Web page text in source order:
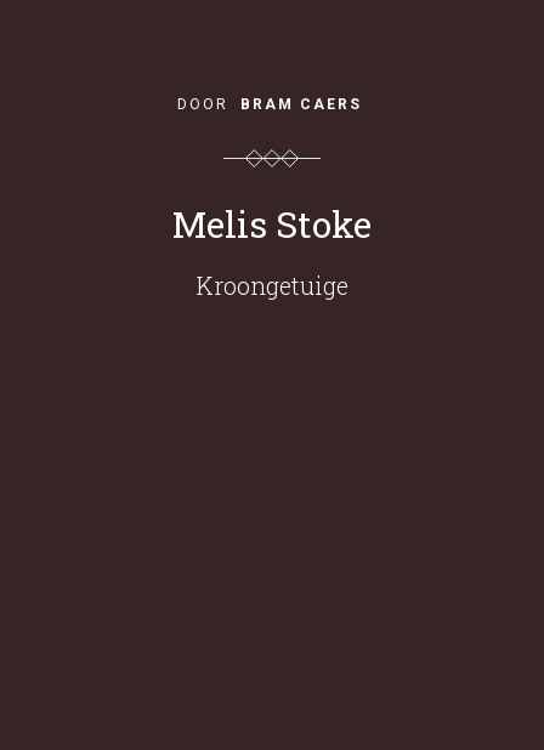
DOOR BRAM CAERS
Melis Stoke
Kroongetuige